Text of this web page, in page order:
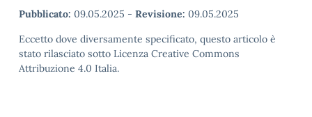
Pubblicato: 09.05.2025 - Revisione: 09.05.2025
Eccetto dove diversamente specificato, questo articolo è
stato rilasciato sotto Licenza Creative Commons
Attribuzione 4.0 Italia.